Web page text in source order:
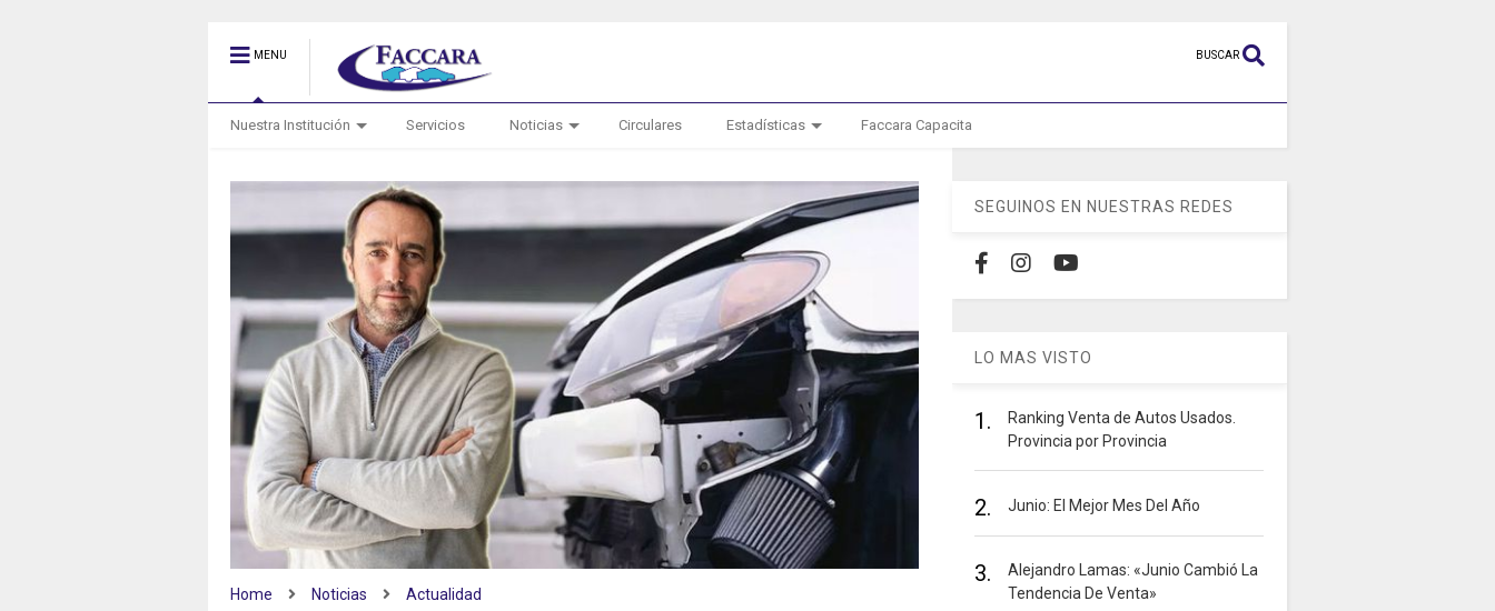
MENU BUSCAR
Nuestra Institución Servicios Noticias Circulares Estadísticas Faccara Capacita
Home Noticias Actualidad
SEGUINOS EN NUESTRAS REDES
LO MAS VISTO
1.
Ranking Venta de Autos Usados.
Provincia por Provincia
2. Junio: El Mejor Mes Del Año
3.
Alejandro Lamas: «Junio Cambió La
Tendencia De Venta»